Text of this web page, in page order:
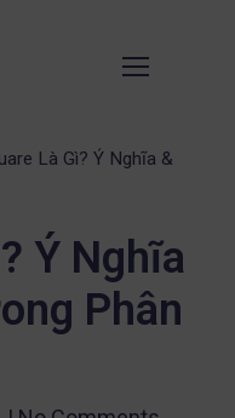
Là Gì? Ý Nghĩa &
Ý Nghĩa
Phân